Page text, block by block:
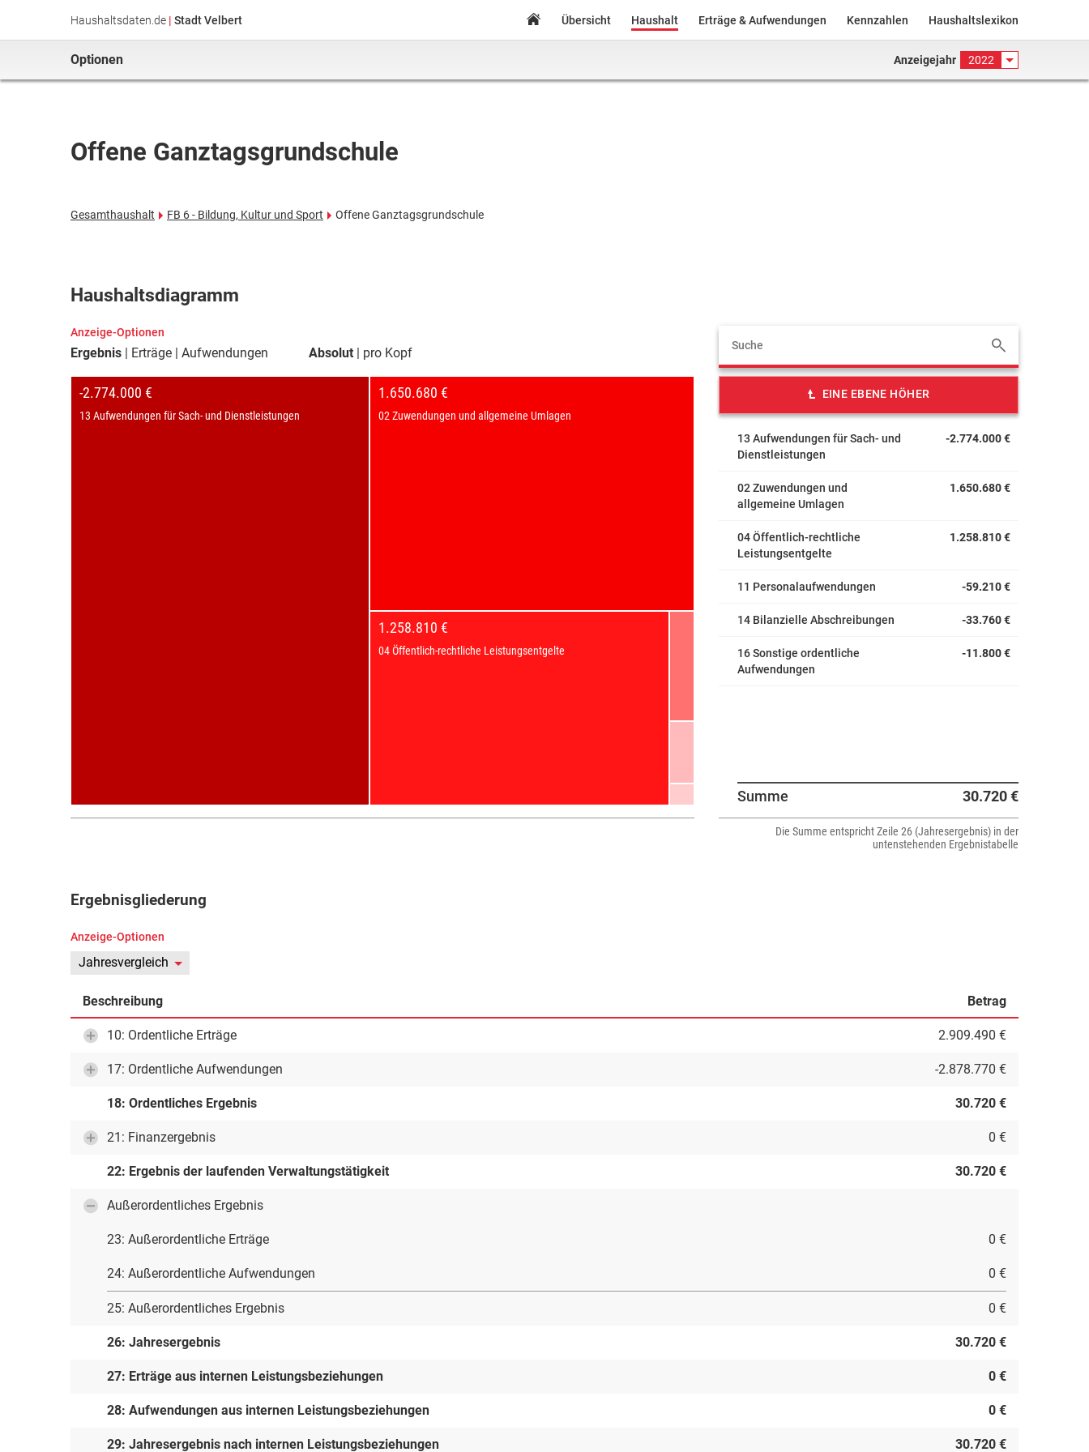
Haushaltsdaten.de | Stadt Velbert Übersicht Haushalt Erträge & Aufwendungen Kennzahlen Haushaltslexikon
Optionen Anzeigejahr 2022
Offene Ganztagsgrundschule
Gesamthaushalt FB 6 - Bildung, Kultur und Sport Offene Ganztagsgrundschule
Haushaltsdiagramm
Anzeige-Optionen
Ergebnis Erträge Aufwendungen Absolut pro Kopf
-2.774.000 €
13 Aufwendungen für Sach- und Dienstleistungen
1.650.680 €
02 Zuwendungen und allgemeine Umlagen
1.258.810 €
04 Öffentlich-rechtliche Leistungsentgelte
EINE EBENE HÖHER
13 Aufwendungen für Sach- und
Dienstleistungen
-2.774.000 €
02 Zuwendungen und
allgemeine Umlagen
1.650.680 €
04 Öffentlich-rechtliche
Leistungsentgelte
1.258.810 €
11 Personalaufwendungen -59.210 €
14 Bilanzielle Abschreibungen -33.760 €
16 Sonstige ordentliche
Aufwendungen
-11.800 €
Summe 30.720 €
Die Summe entspricht Zeile 26 (Jahresergebnis) in der
untenstehenden Ergebnistabelle
Ergebnisgliederung
Anzeige-Optionen
Jahresvergleich
Beschreibung Betrag
10: Ordentliche Erträge 2.909.490 €
17: Ordentliche Aufwendungen -2.878.770 €
18: Ordentliches Ergebnis 30.720 €
21: Finanzergebnis 0 €
22: Ergebnis der laufenden Verwaltungstätigkeit 30.720 €
Außerordentliches Ergebnis
23: Außerordentliche Erträge 0 €
24: Außerordentliche Aufwendungen 0 €
25: Außerordentliches Ergebnis 0 €
26: Jahresergebnis 30.720 €
27: Erträge aus internen Leistungsbeziehungen 0 €
28: Aufwendungen aus internen Leistungsbeziehungen 0 €
29: Jahresergebnis nach internen Leistungsbeziehungen 30.720 €